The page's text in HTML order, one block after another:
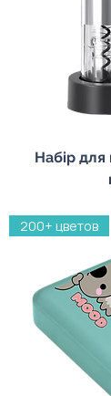
Набір
200+ цветов